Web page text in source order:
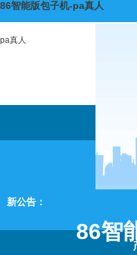
86智能版包子机-pa真人
pa真人
新公告：
86智